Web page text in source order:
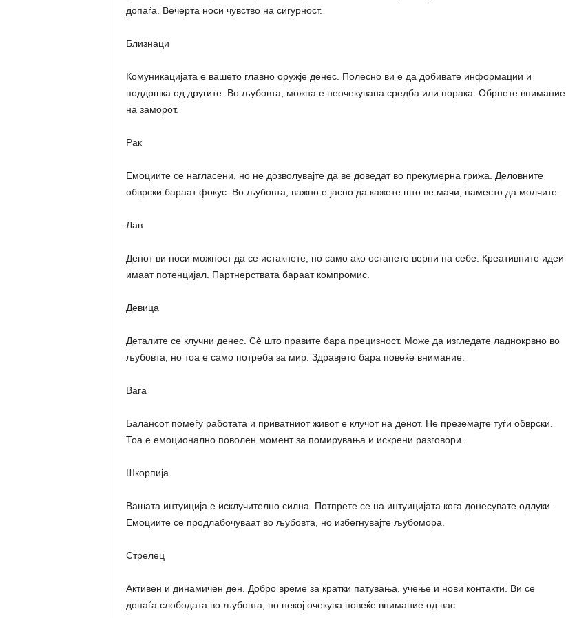
допаѓа. Вечерта носи чувство на сигурност.
Близнаци
Комуникацијата е вашето главно оружје денес. Полесно ви е да добивате информации и
поддршка од другите. Во љубовта, можна е неочекувана средба или порака. Обрнете внимание
на заморот.
Рак
Емоциите се нагласени, но не дозволувајте да ве доведат во прекумерна грижа. Деловните
обврски бараат фокус. Во љубовта, важно е јасно да кажете што ве мачи, наместо да молчите.
Лав
Денот ви носи можност да се истакнете, но само ако останете верни на себе. Креативните идеи
имаат потенцијал. Партнерствата бараат компромис.
Девица
Деталите се клучни денес. Сè што правите бара прецизност. Може да изгледате ладнокрвно во
љубовта, но тоа е само потреба за мир. Здравјето бара повеќе внимание.
Вага
Балансот помеѓу работата и приватниот живот е клучот на денот. Не преземајте туѓи обврски.
Тоа е емоционално поволен момент за помирувања и искрени разговори.
Шкорпија
Вашата интуиција е исклучително силна. Потпрете се на интуицијата кога донесувате одлуки.
Емоциите се продлабочуваат во љубовта, но избегнувајте љубомора.
Стрелец
Активен и динамичен ден. Добро време за кратки патувања, учење и нови контакти. Ви се
допаѓа слободата во љубовта, но некој очекува повеќе внимание од вас.